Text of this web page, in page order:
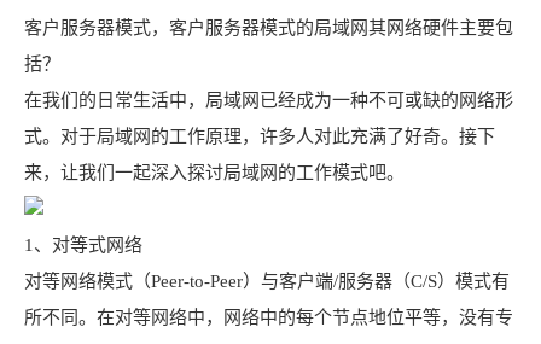
客户服务器模式，客户服务器模式的局域网其网络硬件主要包
括？
在我们的日常生活中，局域网已经成为一种不可或缺的网络形
式。对于局域网的工作原理，许多人对此充满了好奇。接下
来，让我们一起深入探讨局域网的工作模式吧。
1、对等式网络
对等网络模式（Peer-to-Peer）与客户端/服务器（C/S）模式有
所不同。在对等网络中，网络中的每个节点地位平等，没有专